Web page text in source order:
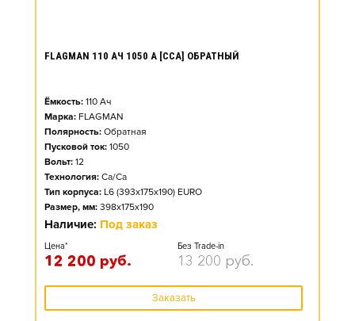
FLAGMAN 110 АЧ 1050 А [CCA] ОБРАТНЫЙ
Ёмкость: 110 Ач
Марка: FLAGMAN
Полярность: Обратная
Пусковой ток: 1050
Вольт: 12
Технология: Ca/Ca
Тип корпуса: L6 (393x175x190) EURO
Размер, мм: 398x175x190
Наличие: Под заказ
Цена*
12 200 руб.
Без Trade-in
13 200 руб.
Заказать